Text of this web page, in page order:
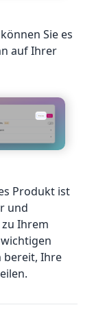
Sie es
auf Ihrer
Produkt ist
und
Ihrem
bereit, Ihre